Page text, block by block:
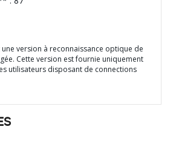
version à reconnaissance optique de
Cette version est fournie uniquement
utilisateurs disposant de connections